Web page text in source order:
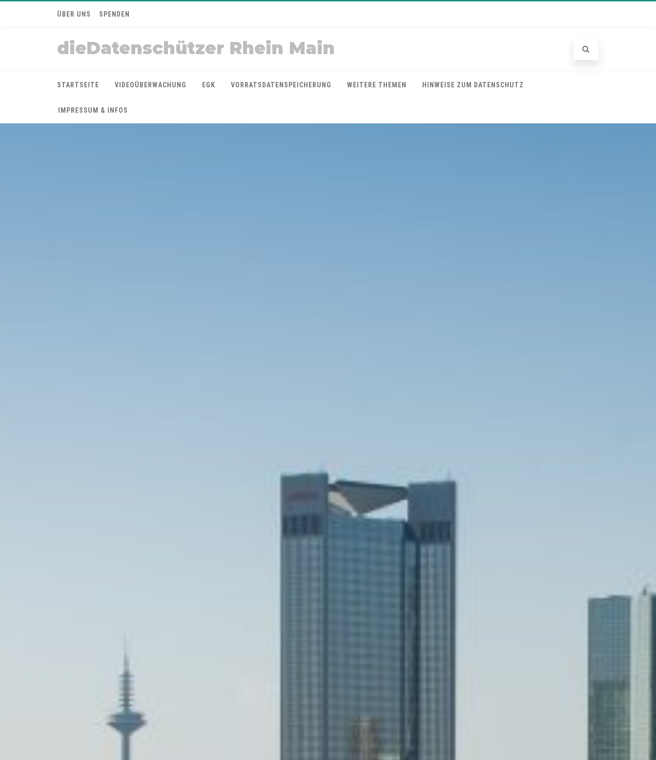
ÜBER UNS SPENDEN
dieDatenschützer Rhein Main
STARTSEITE VIDEOÜBERWACHUNG EGK VORRATSDATENSPEICHERUNG WEITERE THEMEN HINWEISE ZUM DATENSCHUTZ
IMPRESSUM & INFOS